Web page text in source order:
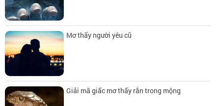
Mơ thấy người yêu cũ
Giải mã giấc mơ thấy rắn trong mộng